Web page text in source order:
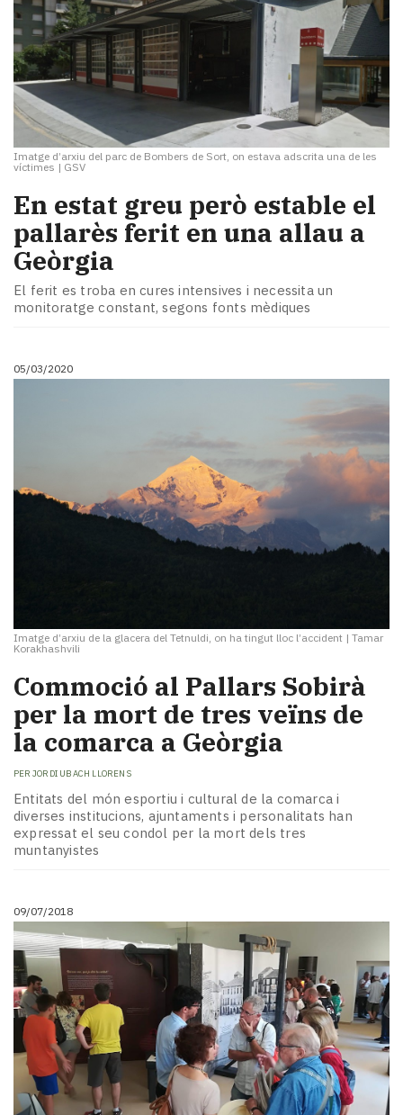
Imatge d’arxiu del parc de Bombers de Sort, on estava adscrita una de les
víctimes | GSV
En estat greu però estable el
pallarès ferit en una allau a
Geòrgia
El ferit es troba en cures intensives i necessita un
monitoratge constant, segons fonts mèdiques
05/03/2020
Imatge d’arxiu de la glacera del Tetnuldi, on ha tingut lloc l’accident | Tamar
Korakhashvili
Commoció al Pallars Sobirà
per la mort de tres veïns de
la comarca a Geòrgia
PER JORDI UBACH LLORENS
Entitats del món esportiu i cultural de la comarca i
diverses institucions, ajuntaments i personalitats han
expressat el seu condol per la mort dels tres
muntanyistes
09/07/2018